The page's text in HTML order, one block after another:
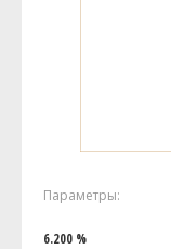
Параметры:
6.200 %